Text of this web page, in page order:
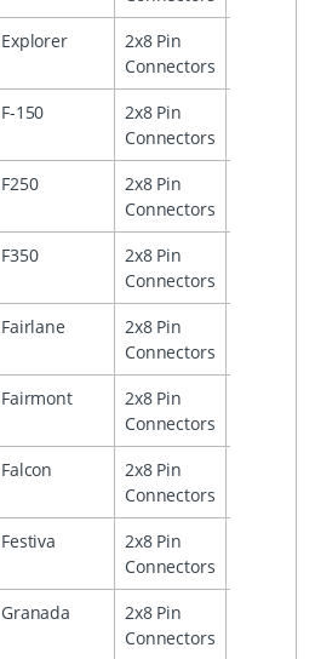
Explorer
2x8 Pin
Connectors
F-150
2x8 Pin
Connectors
F250
2x8 Pin
Connectors
F350
2x8 Pin
Connectors
Fairlane
2x8 Pin
Connectors
Fairmont
2x8 Pin
Connectors
Falcon
2x8 Pin
Connectors
Festiva
2x8 Pin
Connectors
Granada
2x8 Pin
Connectors